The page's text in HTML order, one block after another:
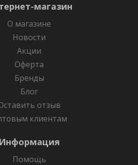
магазин
О магазине
Новости
Акции
Оферта
Бренды
Блог
отзыв
клиентам
Информация
Помощь